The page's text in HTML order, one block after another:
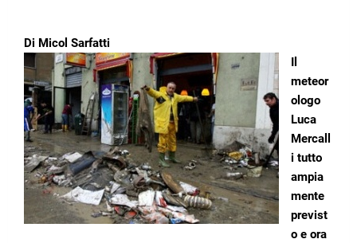
Di Micol Sarfatti
Il
meteor
ologo
Luca
Mercall
i tutto
ampia
mente
previst
o e ora